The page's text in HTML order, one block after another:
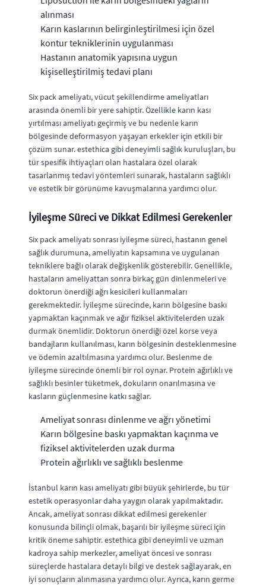
alınması
Karın kaslarının belirginleştirilmesi için özel
kontur tekniklerinin uygulanması
Hastanın anatomik yapısına uygun
kişiselleştirilmiş tedavi planı
Six pack ameliyatı, vücut şekillendirme ameliyatları
arasında önemli bir yere sahiptir. Özellikle karın kası
yırtılması ameliyatı geçirmiş ve bu nedenle karın
bölgesinde deformasyon yaşayan erkekler için etkili bir
çözüm sunar. estethica gibi deneyimli sağlık kuruluşları, bu
tür spesifik ihtiyaçları olan hastalara özel olarak
tasarlanmış tedavi yöntemleri sunarak, hastaların sağlıklı
ve estetik bir görünüme kavuşmalarına yardımcı olur.
İyileşme Süreci ve Dikkat Edilmesi Gerekenler
Six pack ameliyatı sonrası iyileşme süreci, hastanın genel
sağlık durumuna, ameliyatın kapsamına ve uygulanan
tekniklere bağlı olarak değişkenlik gösterebilir. Genellikle,
hastaların ameliyattan sonra birkaç gün dinlenmeleri ve
doktorun önerdiği ağrı kesicileri kullanmaları
gerekmektedir. İyileşme sürecinde, karın bölgesine baskı
yapmaktan kaçınmak ve ağır fiziksel aktivitelerden uzak
durmak önemlidir. Doktorun önerdiği özel korse veya
bandajların kullanılması, karın bölgesinin desteklenmesine
ve ödemin azaltılmasına yardımcı olur. Beslenme de
iyileşme sürecinde önemli bir rol oynar. Protein ağırlıklı ve
sağlıklı besinler tüketmek, dokuların onarılmasına ve
kasların güçlenmesine katkı sağlar.
Ameliyat sonrası dinlenme ve ağrı yönetimi
Karın bölgesine baskı yapmaktan kaçınma ve
fiziksel aktivitelerden uzak durma
Protein ağırlıklı ve sağlıklı beslenme
İstanbul karın kası ameliyatı gibi büyük şehirlerde, bu tür
estetik operasyonlar daha yaygın olarak yapılmaktadır.
Ancak, ameliyat sonrası dikkat edilmesi gerekenler
konusunda bilinçli olmak, başarılı bir iyileşme süreci için
kritik öneme sahiptir. estethica gibi deneyimli ve uzman
kadroya sahip merkezler, ameliyat öncesi ve sonrası
süreçlerde hastalara detaylı bilgi ve destek sağlayarak, en
iyi sonuçların alınmasına yardımcı olur. Ayrıca, karın germe